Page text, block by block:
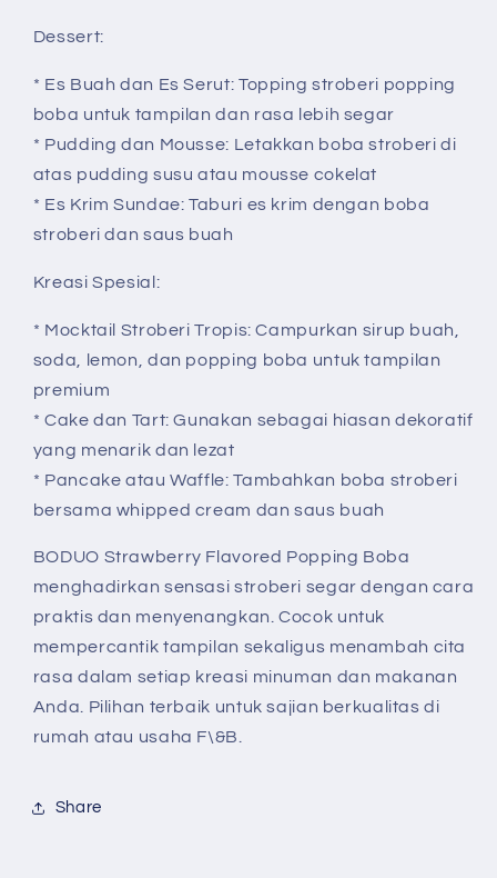
Dessert:
* Es Buah dan Es Serut: Topping stroberi popping
boba untuk tampilan dan rasa lebih segar
* Pudding dan Mousse: Letakkan boba stroberi di
atas pudding susu atau mousse cokelat
* Es Krim Sundae: Taburi es krim dengan boba
stroberi dan saus buah
Kreasi Spesial:
* Mocktail Stroberi Tropis: Campurkan sirup buah,
soda, lemon, dan popping boba untuk tampilan
premium
* Cake dan Tart: Gunakan sebagai hiasan dekoratif
yang menarik dan lezat
* Pancake atau Waffle: Tambahkan boba stroberi
bersama whipped cream dan saus buah
BODUO Strawberry Flavored Popping Boba
menghadirkan sensasi stroberi segar dengan cara
praktis dan menyenangkan. Cocok untuk
mempercantik tampilan sekaligus menambah cita
rasa dalam setiap kreasi minuman dan makanan
Anda. Pilihan terbaik untuk sajian berkualitas di
rumah atau usaha F\&B.
Share